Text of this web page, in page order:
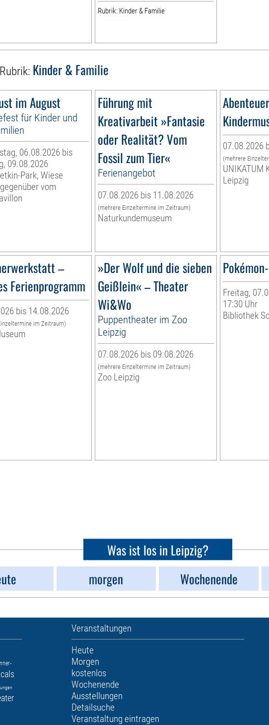
Rubrik: Kinder & Familie
Kinder & Familie
im August
für Kinder und
06.08.2026 bis
09.08.2026
Park, Wiese
vom
Führung mit
Kreativarbeit »Fantasie
oder Realität? Vom
Fossil zum Tier«
Ferienangebot
07.08.2026 bis 11.08.2026
(mehrere Einzeltermine im Zeitraum)
Naturkundemuseum
07.08.2026
(mehrere
UNIKATUM
Leipzig
–
Ferienprogramm
bis 14.08.2026
im Zeitraum)
»Der Wolf und die sieben
Geißlein« – Theater
Wi&Wo
Puppentheater im Zoo
Leipzig
07.08.2026 bis 09.08.2026
(mehrere Einzeltermine im Zeitraum)
Zoo Leipzig
Freitag,
17:30 Uhr
Bibliothek
Was ist los in Leipzig?
morgen Wochenende
Veranstaltungen
Heute
Morgen
kostenlos
Wochenende
Ausstellungen
Detailsuche
Veranstaltung eintragen